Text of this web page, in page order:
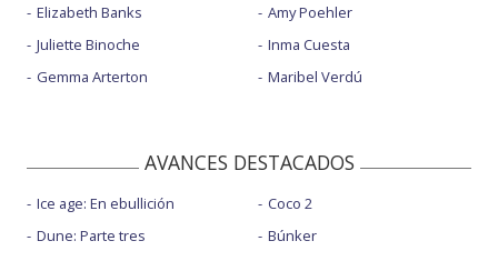
Elizabeth Banks
Juliette Binoche
Gemma Arterton
Amy Poehler
Inma Cuesta
Maribel Verdú
AVANCES DESTACADOS
Ice age: En ebullición
Dune: Parte tres
Coco 2
Búnker